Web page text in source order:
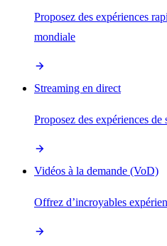
Proposez des expériences
mondiale
Streaming en direct
Proposez des expériences
Vidéos à la demande (VoD)
Offrez d’incroyables